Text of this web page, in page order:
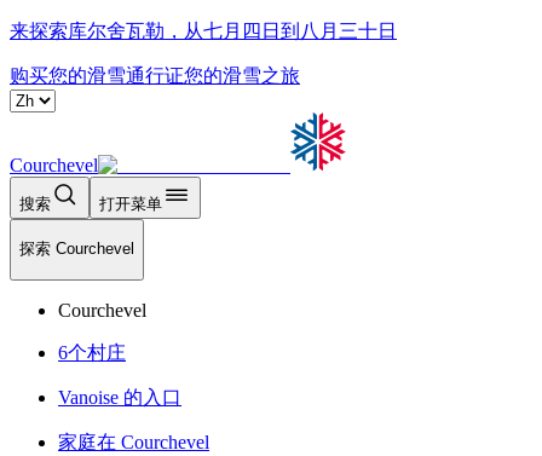
来探索库尔舍瓦勒，从七月四日到八月三十日
购买您的滑雪通行证您的滑雪之旅
Courchevel
搜索 打开菜单
探索 Courchevel
Courchevel
6个村庄
Vanoise 的入口
家庭在 Courchevel